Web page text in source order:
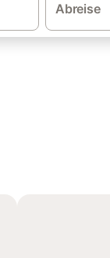
Abreise